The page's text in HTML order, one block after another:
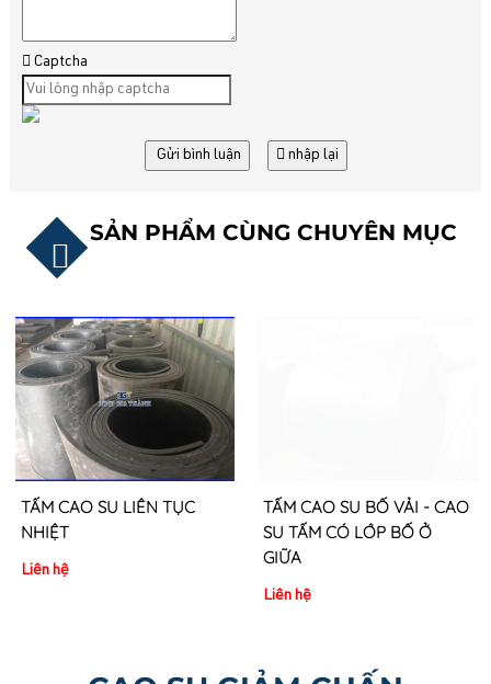
Captcha
Gửi bình luận nhập lại
SẢN PHẨM CÙNG CHUYÊN MỤC
TẤM CAO SU LIÊN TỤC
NHIỆT
Liên hệ
TẤM CAO SU BỐ VẢI - CAO
SU TẤM CÓ LỚP BỐ Ở
GIỮA
Liên hệ